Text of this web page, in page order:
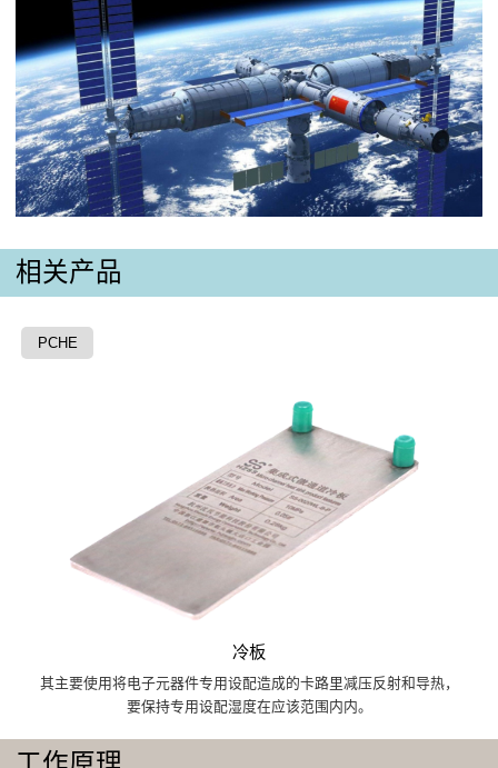
相关产品
PCHE
冷板
其主要使用将电子元器件专用设配造成的卡路里减压反射和导热，
要保持专用设配湿度在应该范围内内。